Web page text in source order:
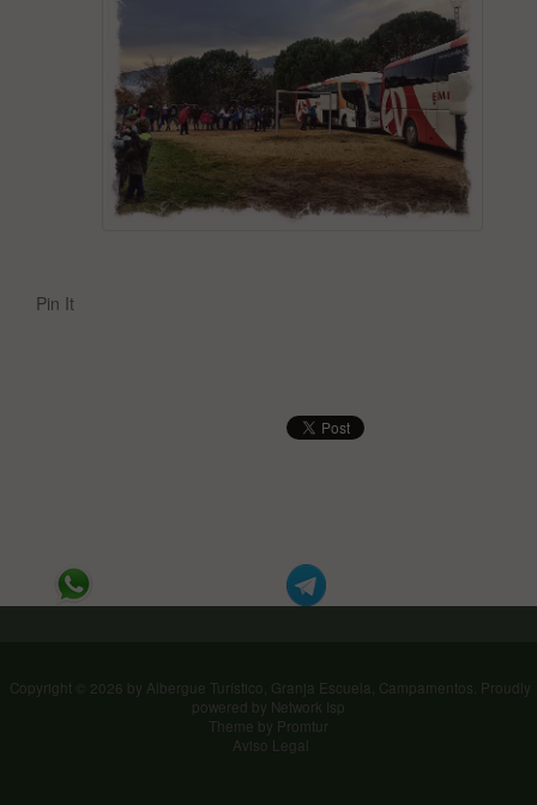
Albergue Turístico, Granja Escuela, Campamentos
powered byNetwork Isp
Theme by Promtur